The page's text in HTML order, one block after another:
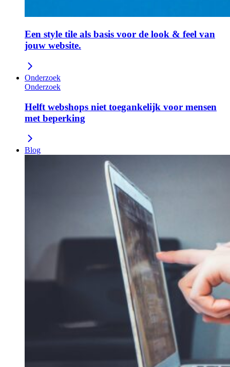
Een style tile als basis voor de look & feel van
jouw website.
Onderzoek
Onderzoek
Helft webshops niet toegankelijk voor mensen
met beperking
Blog